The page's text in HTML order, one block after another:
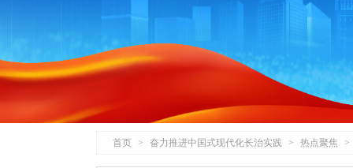
首页 > 奋力推进中国式现代化长治实践 > 热点聚焦 >